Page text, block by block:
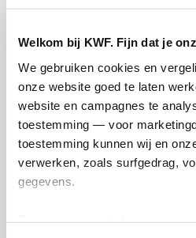
Welkom bij KWF. Fijn dat je
We gebruiken cookies en
onze website goed te laten
website en campagnes te
toestemming — voor
toestemming kunnen wij en
verwerken, zoals surfgedrag,
gegevens.
Referentie
Ik wil bijdragen aan
en betaal €0.75 extra.